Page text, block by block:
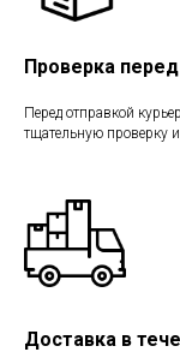
Проверка
Перед отправкой
тщательную проверку
Доставка в